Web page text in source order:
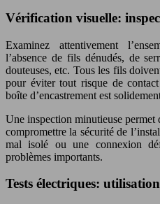
Vérification visuelle:
Examinez attentivement
l’absence de fils dénudés, de
douteuses, etc. Tous les fils
pour éviter tout risque de
boîte d’encastrement est
Une inspection minutieuse permet
compromettre la sécurité de
mal isolé ou une connexion
problèmes importants.
Tests électriques: